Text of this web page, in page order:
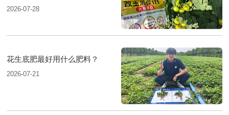
2026-07-28
花生底肥最好用什么肥料？
2026-07-21